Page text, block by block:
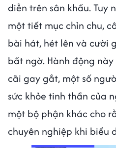
diễn trên sân khấu. Tuy
một tiết mục chỉn chu,
bài hát, hét lên và cười
bất ngờ. Hành động
cãi gay gắt, một số
sức khỏe tinh thần của
một bộ phận khác cho
chuyên nghiệp khi biểu